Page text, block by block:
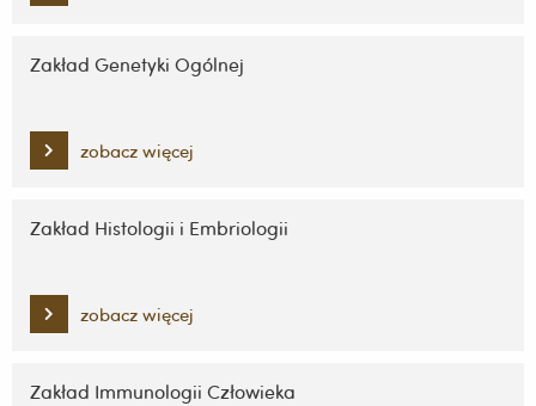
Zakład Genetyki Ogólnej
zobacz więcej
Zakład Histologii i Embriologii
zobacz więcej
Zakład Immunologii Człowieka